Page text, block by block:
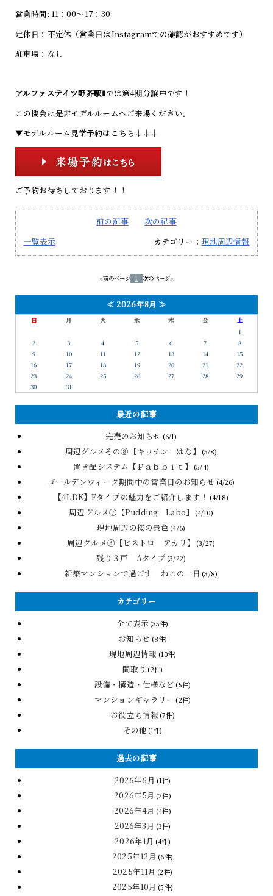
営業時間: 11：00～17：30
定休日：不定休（営業日はInstagramでの確認がおすすめです）
駐車場：なし
アルファステイツ野芥駅Ⅱでは第4期分譲中です！
この機会に是非モデルルームへご来場ください。
▼モデルルーム見学予約はこちら↓↓↓
ご予約お待ちしております！！
前の記事
次の記事
一覧表示
カテゴリー： 現地周辺情報
«前のページ 1 次のページ»
≪ 2026年8月 ≫
日 月 火 水 木 金
土
1
2
3 4 5 6 7
8
9
10 11 12 13 14
15
16
17 18 19 20 21
22
23
24 25 26 27 28
29
30
31
最近の記事
完売のお知らせ (6/1)
周辺グルメその⑧【キッチン はな】 (5/8)
置き配システム【Ｐａｂｂｉｔ】 (5/4)
ゴールデンウィーク期間中の営業日のお知らせ (4/26)
【4LDK】Fタイプの魅力をご紹介します！ (4/18)
周辺グルメ⑦【Pudding Labo】 (4/10)
現地周辺の桜の景色 (4/6)
周辺グルメ⑥【ビストロ アカリ】 (3/27)
残り３戸 Aタイプ (3/22)
新築マンションで過ごす ねこの一日 (3/8)
カテゴリー
全て表示 (35件)
お知らせ (8件)
現地周辺情報 (10件)
間取り (2件)
設備・構造・仕様など (5件)
マンションギャラリー (2件)
お役立ち情報 (7件)
その他 (1件)
過去の記事
2026年6月 (1件)
2026年5月 (2件)
2026年4月 (4件)
2026年3月 (3件)
2026年1月 (4件)
2025年12月 (6件)
2025年11月 (2件)
2025年10月 (5件)